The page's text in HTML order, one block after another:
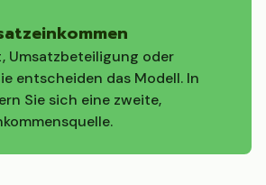
Umsatzbeteiligung oder
entscheiden das Modell. In
Sie sich eine zweite,